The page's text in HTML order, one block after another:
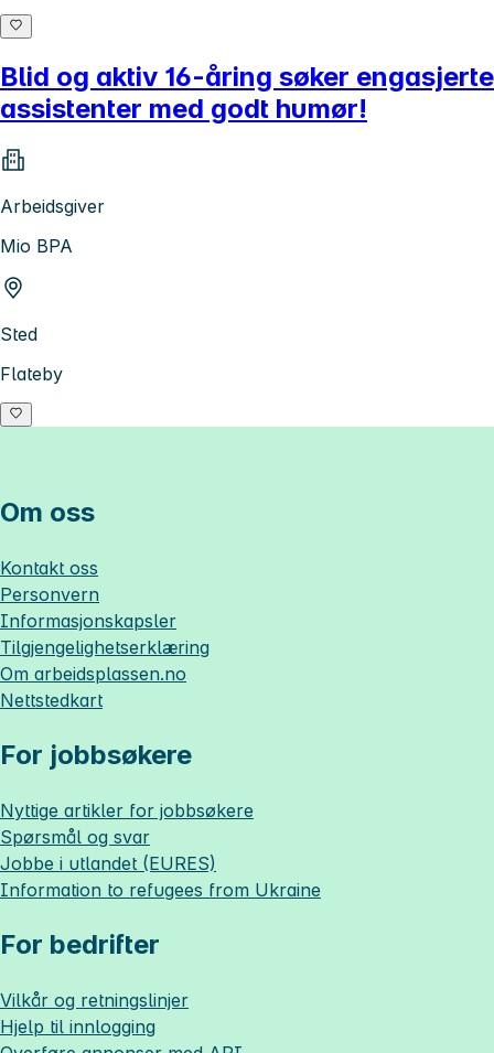
Blid og aktiv 16-åring søker engasjerte
assistenter med godt humør!
Arbeidsgiver
Mio BPA
Sted
Flateby
Om oss
Kontakt oss
Personvern
Informasjonskapsler
Tilgjengelighetserklæring
Om arbeidsplassen.no
Nettstedkart
For jobbsøkere
Nyttige artikler for jobbsøkere
Spørsmål og svar
Jobbe i utlandet (EURES)
Information to refugees from Ukraine
For bedrifter
Vilkår og retningslinjer
Hjelp til innlogging